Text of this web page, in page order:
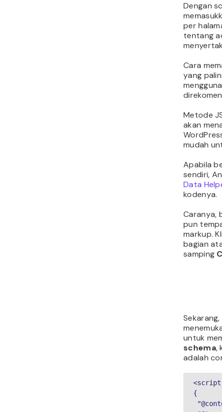
Dengan
per
tentang
Cara
yang
Metode
akan
mudah
Apabila
sendiri,
Data
kodenya.
Caranya,
pun
markup.
bagian
samping
untuk
schema,
adalah
{